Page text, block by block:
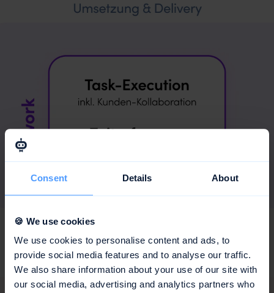
Consent Details About
🍪 We use cookies
We use cookies to personalise content and ads, to
provide social media features and to analyse our traffic.
We also share information about your use of our site with
our social media, advertising and analytics partners who